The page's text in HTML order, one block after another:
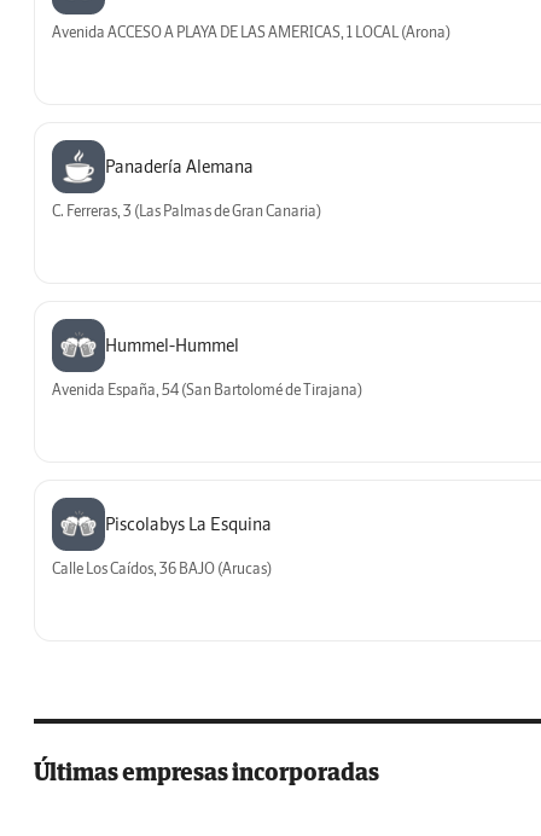
Avenida ACCESO A PLAYA DE LAS AMERICAS, 1 LOCAL (Arona)
Panadería Alemana
C. Ferreras, 3 (Las Palmas de Gran Canaria)
Hummel-Hummel
Avenida España, 54 (San Bartolomé de Tirajana)
Piscolabys La Esquina
Calle Los Caídos, 36 BAJO (Arucas)
Últimas empresas incorporadas